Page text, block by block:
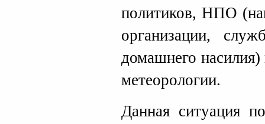
политиков, НПО
организации,
домашнего
метеорологии.
Данная ситуация